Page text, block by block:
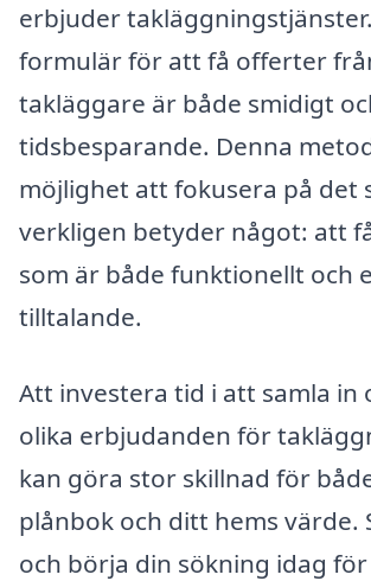
erbjuder
formulär för att få offerter
takläggare är både smidigt
tidsbesparande. Denna
möjlighet att fokusera på det
verkligen betyder något: att
som är både funktionellt och
tilltalande.
Att investera tid i att samla in
olika erbjudanden för
kan göra stor skillnad för
plånbok och ditt hems värde.
och börja din sökning idag